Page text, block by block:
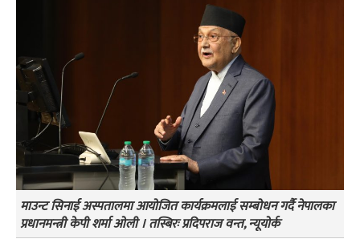
माउन्ट सिनाई अस्पतालमा आयोजित कार्यक्रमलाई सम्बोधन गर्दै नेपालका
प्रधानमन्त्री केपी शर्मा ओली । तस्बिरः प्रदिपराज वन्त, न्यूयोर्क